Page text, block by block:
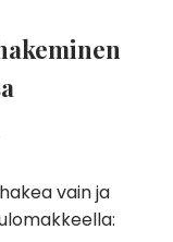
vain ja